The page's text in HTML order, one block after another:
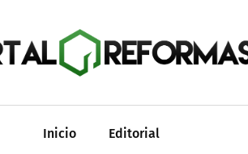
Inicio Editorial